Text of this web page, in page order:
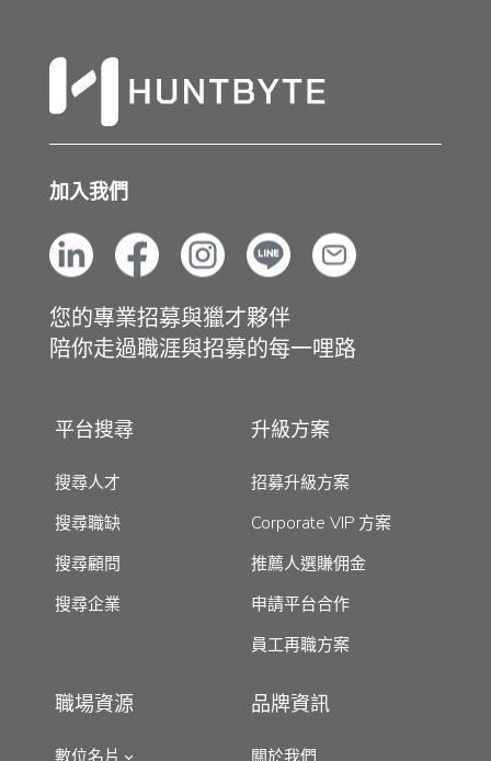
加入我們
您的專業招募與獵才夥伴
陪你走過職涯與招募的每一哩路
平台搜尋
搜尋人才
搜尋職缺
搜尋顧問
搜尋企業
升級方案
招募升級方案
Corporate VIP 方案
推薦人選賺佣金
申請平台合作
員工再職方案
職場資源
數位名片
品牌資訊
關於我們